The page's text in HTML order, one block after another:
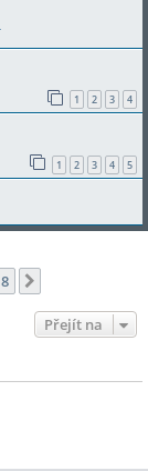
1 2 3 4
1 2 3 4 5
8
Přejít na